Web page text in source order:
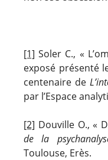
[1] Soler C., «
exposé présenté
centenaire de
par l’Espace
[2] Douville O., «
de la
Toulouse, Erès.